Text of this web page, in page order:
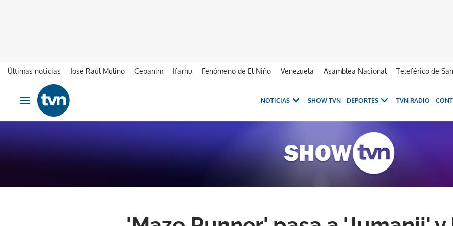
Últimas noticias José Raúl Mulino Cepanim Ifarhu Fenómeno de El Niño Venezuela Asamblea Nacional Teleférico de
Ir al contenido
Obrir navegació
NOTICIAS SHOW TVN DEPORTES TVN RADIO